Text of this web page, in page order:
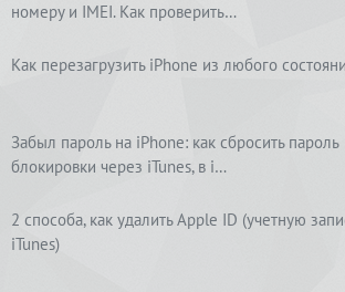
номеру и IMEI. Как проверить…
Как перезагрузить iPhone из любого
Забыл пароль на iPhone: как сбросить пароль
блокировки через iTunes, в i…
2 способа, как удалить Apple ID (учетную
iTunes)